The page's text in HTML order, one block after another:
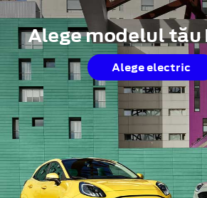
Alege modelul tău
Alege electric